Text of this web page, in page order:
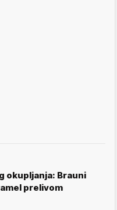
okupljanja: Brauni
prelivom